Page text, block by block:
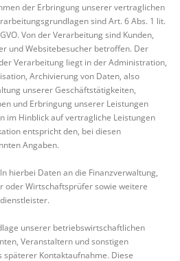
der Erbringung unserer vertraglichen
sind Art. 6 Abs. 1 lit.
Von der Verarbeitung sind Kunden,
und Websitebesucher betroffen. Der
Verarbeitung liegt in der Administration,
Archivierung von Daten, also
unserer Geschäftstätigkeiten,
und Erbringung unserer Leistungen
im Hinblick auf vertragliche Leistungen
entspricht den, bei diesen
Angaben.
hierbei Daten an die Finanzverwaltung,
oder Wirtschaftsprüfer sowie weitere
unserer betriebswirtschaftlichen
Veranstaltern und sonstigen
späterer Kontaktaufnahme. Diese